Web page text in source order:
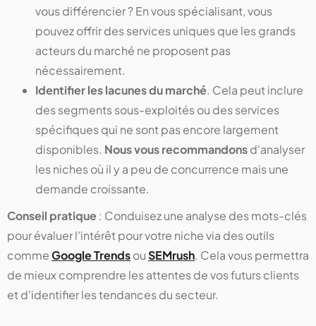
vous différencier ? En vous spécialisant, vous
pouvez offrir des services uniques que les grands
acteurs du marché ne proposent pas
nécessairement.
Identifier les lacunes du marché. Cela peut inclure
des segments sous-exploités ou des services
spécifiques qui ne sont pas encore largement
disponibles. Nous vous recommandonsd'analyser
les niches où il y a peu de concurrence mais une
demande croissante​.
Conseil pratique: Conduisez une analyse des mots-clés
pour évaluer l'intérêt pour votre niche via des outils
commeGoogle TrendsouSEMrush. Cela vous permettra
de mieux comprendre les attentes de vos futurs clients
et d'identifier les tendances du secteur.